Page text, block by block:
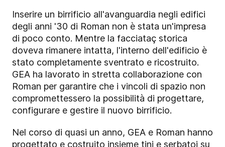
Inserire un birrificio all'avanguardia negli edifici
degli anni '30 di Roman non è stata un'impresa
di poco conto. Mentre la facciataç storica
doveva rimanere intatta, l'interno dell'edificio è
stato completamente sventrato e ricostruito.
GEA ha lavorato in stretta collaborazione con
Roman per garantire che i vincoli di spazio non
compromettessero la possibilità di progettare,
configurare e gestire il nuovo birrificio.
Nel corso di quasi un anno, GEA e Roman hanno
progettato e costruito insieme tini e serbatoi su